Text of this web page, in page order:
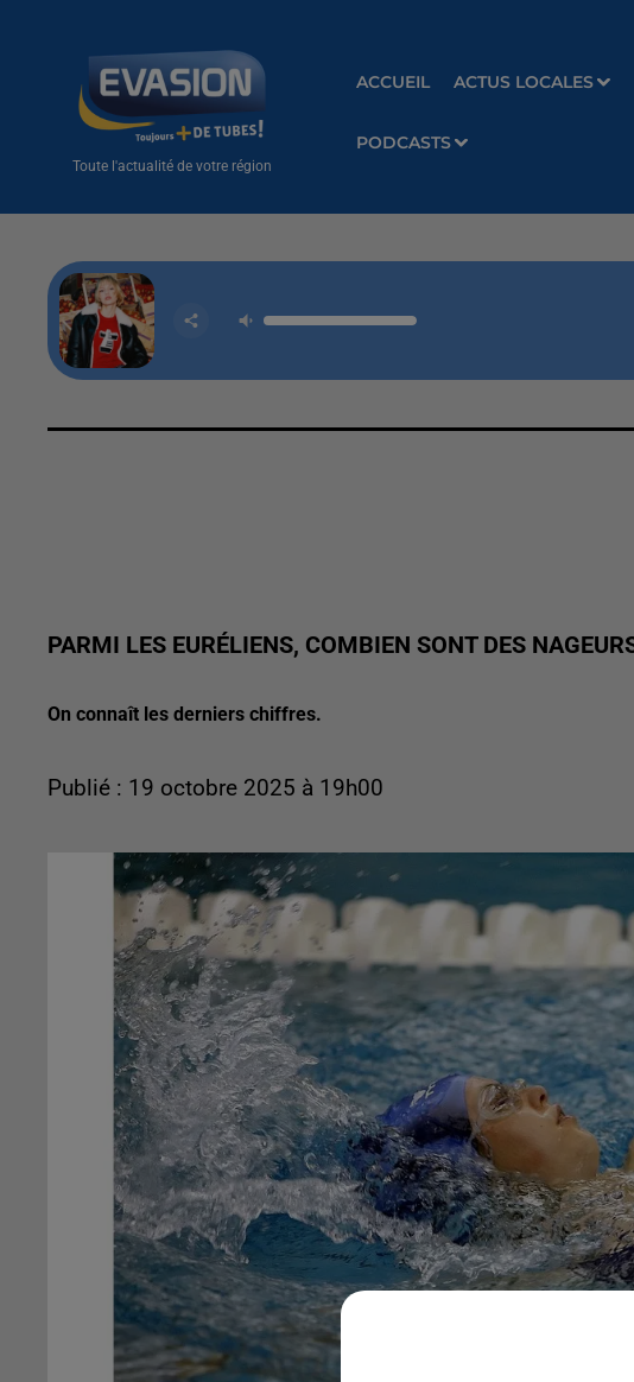
Toute l'actualité de votre région
ACCUEIL ACTUS LOCALES
PODCASTS
PARMI LES EURÉLIENS, COMBIEN SONT DES
On connaît les derniers chiffres.
Publié : 19 octobre 2025 à 19h00